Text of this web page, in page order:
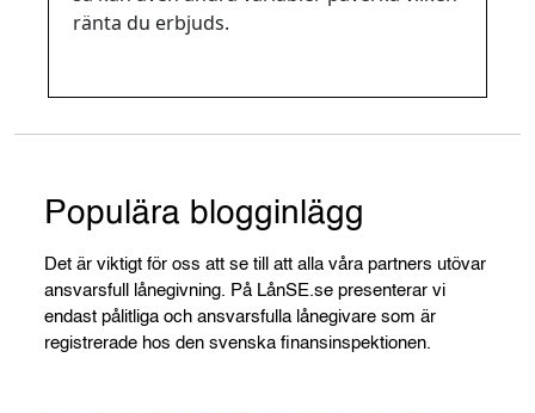
ränta du erbjuds.
Populära blogginlägg
Det är viktigt för oss att se till att alla våra partners utövar
ansvarsfull lånegivning. På LånSE.se presenterar vi
endast pålitliga och ansvarsfulla lånegivare som är
registrerade hos den svenska finansinspektionen.